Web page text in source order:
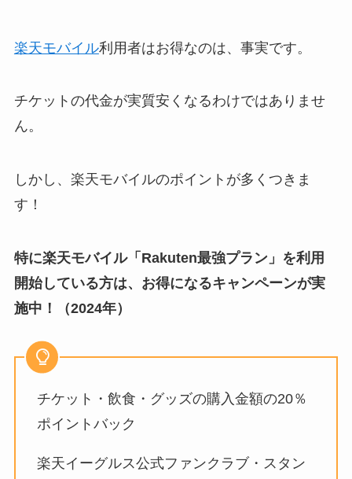
楽天モバイル利用者はお得なのは、事実です。
チケットの代金が実質安くなるわけではありませ
ん。
しかし、楽天モバイルのポイントが多くつきま
す！
特に楽天モバイル「Rakuten最強プラン」を利用
開始している方は、お得になるキャンペーンが実
施中！（2024年）
チケット・飲食・グッズの購入金額の20％
ポイントバック
楽天イーグルス公式ファンクラブ・スタン